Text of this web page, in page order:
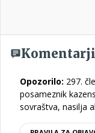
Komentarji
Opozorilo: 297.
posameznik
sovraštva, nasilja